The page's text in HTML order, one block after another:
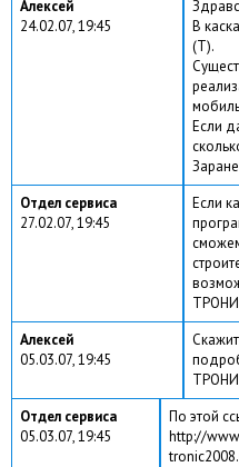
Алексей
24.02.07, 19:45
В
(T).
Если
Отдел сервиса
27.02.07, 19:45
Если
Алексей
05.03.07, 19:45
Отдел сервиса
05.03.07, 19:45
По этой
http://